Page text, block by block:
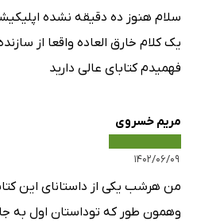
سلام هنوز ده دقیقه نشده
یک کلام خارق العاده واقعا از
فهمیدم کتابای عالی دارید
مریم خسروی
۱۴۰۲/۰۶/۰۹
من هرشب یکی از داستانای این
وهمون طور که توداستان اول